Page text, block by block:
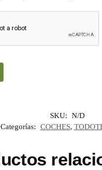
SKU:
N/D
Categorías:
COCHES,